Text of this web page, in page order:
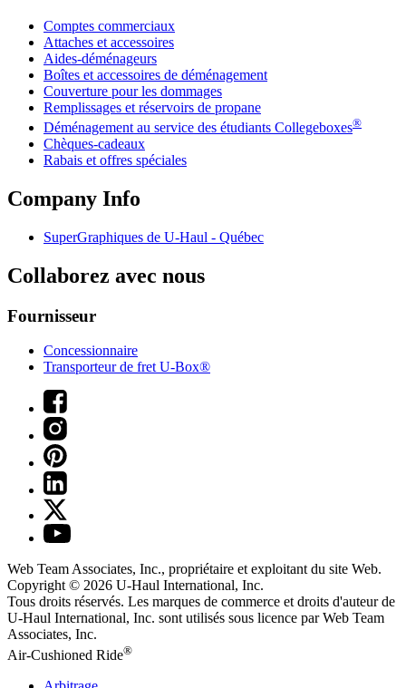
Comptes commerciaux
Attaches et accessoires
Aides-déménageurs
Boîtes et accessoires de déménagement
Couverture pour les dommages
Remplissages et réservoirs de propane
Déménagement au service des étudiants Collegeboxes®
Chèques-cadeaux
Rabais et offres spéciales
Company Info
SuperGraphiques de U-Haul - Québec
Collaborez avec nous
Fournisseur
Concessionnaire
Transporteur de fret U-Box®
Web Team Associates, Inc., propriétaire et exploitant du site Web.
Copyright © 2026 U-Haul International, Inc.
Tous droits réservés. Les marques de commerce et droits d'auteur de
U-Haul International, Inc. sont utilisés sous licence par Web Team
Associates, Inc.
Air-Cushioned Ride®